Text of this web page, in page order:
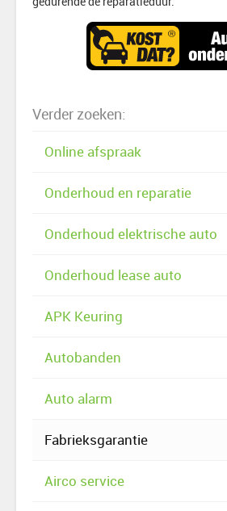
Verder zoeken:
Online afspraak
Onderhoud en reparatie
Onderhoud elektrische auto
Onderhoud lease auto
APK Keuring
Autobanden
Auto alarm
Fabrieksgarantie
Airco service